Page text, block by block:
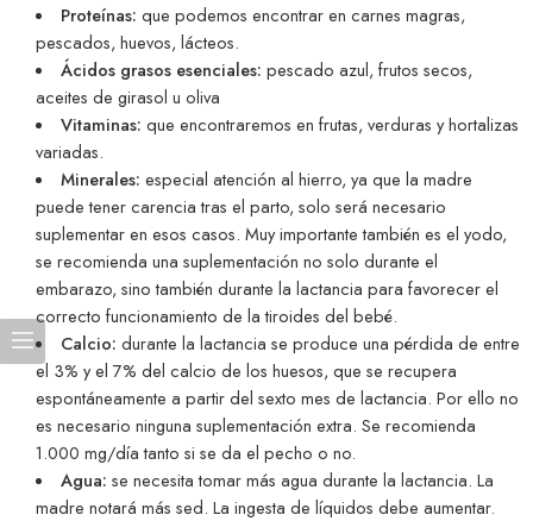
Proteínas: que podemos encontrar en carnes magras,
pescados, huevos, lácteos.
Ácidos grasos esenciales: pescado azul, frutos secos,
aceites de girasol u oliva
Vitaminas: que encontraremos en frutas, verduras y hortalizas
variadas.
Minerales: especial atención al hierro, ya que la madre
puede tener carencia tras el parto, solo será necesario
suplementar en esos casos. Muy importante también es el yodo,
se recomienda una suplementación no solo durante el
embarazo, sino también durante la lactancia para favorecer el
correcto funcionamiento de la tiroides del bebé.
Calcio: durante la lactancia se produce una pérdida de entre
el 3% y el 7% del calcio de los huesos, que se recupera
espontáneamente a partir del sexto mes de lactancia. Por ello no
es necesario ninguna suplementación extra. Se recomienda
1.000 mg/día tanto si se da el pecho o no.
Agua: se necesita tomar más agua durante la lactancia. La
madre notará más sed. La ingesta de líquidos debe aumentar.